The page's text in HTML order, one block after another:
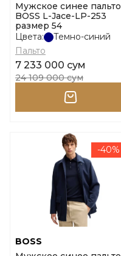
Мужское синее пальто
BOSS L-Jace-LP-253
размер 54
Цвета:
Темно-синий
Пальто
7 233 000 сум
24 109 000 сум
-40%
BOSS